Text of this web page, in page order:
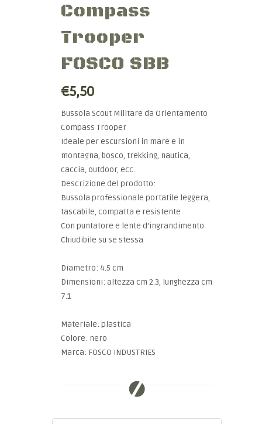
Compass
Trooper
FOSCO SBB
€5,50
Bussola Scout Militare da Orientamento
Compass Trooper
Ideale per escursioni in mare e in
montagna, bosco, trekking, nautica,
caccia, outdoor, ecc.
Descrizione del prodotto:
Bussola professionale portatile leggera,
tascabile, compatta e resistente
Con puntatore e lente d'ingrandimento
Chiudibile su se stessa
Diametro: 4.5 cm
Dimensioni: altezza cm 2.3, lunghezza cm
7.1
Materiale: plastica
Colore: nero
Marca: FOSCO INDUSTRIES